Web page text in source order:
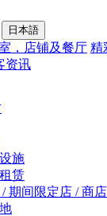
日本語
，店铺及餐厅 精
资讯
施
赁
期间限定店 / 商